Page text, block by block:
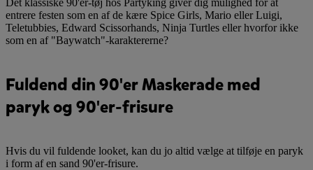
Det klassiske 90'er-tøj hos Partyking giver dig mulighed for at
entrere festen som en af de kære Spice Girls, Mario eller Luigi,
Teletubbies, Edward Scissorhands, Ninja Turtles eller hvorfor ikke
som en af "Baywatch"-karaktererne?
Fuldend din 90'er Maskerade med
paryk og 90'er-frisure
Hvis du vil fuldende looket, kan du jo altid vælge at tilføje en paryk
i form af en sand 90'er-frisure.